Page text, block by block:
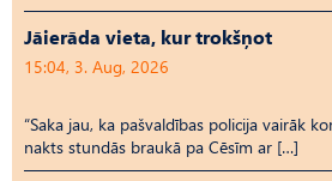
Jāierāda vieta, kur trokšņot
15:04, 3. Aug, 2026
“Saka jau, ka pašvaldības policija vairāk
nakts stundās braukā pa Cēsīm ar […]